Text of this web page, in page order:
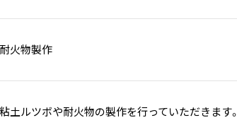
火物製作
土ルツボや耐火物の製作を行っていただきます。